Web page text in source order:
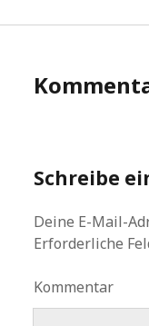
Schreibe
Deine E-Mail-
Erforderliche
Kommentar